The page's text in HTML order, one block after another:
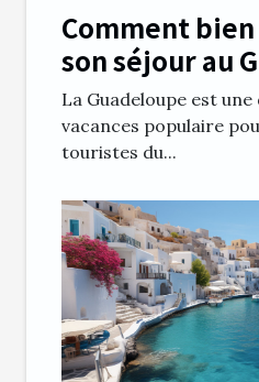
Comment
son séjour au
La Guadeloupe est
vacances populaire
touristes du...